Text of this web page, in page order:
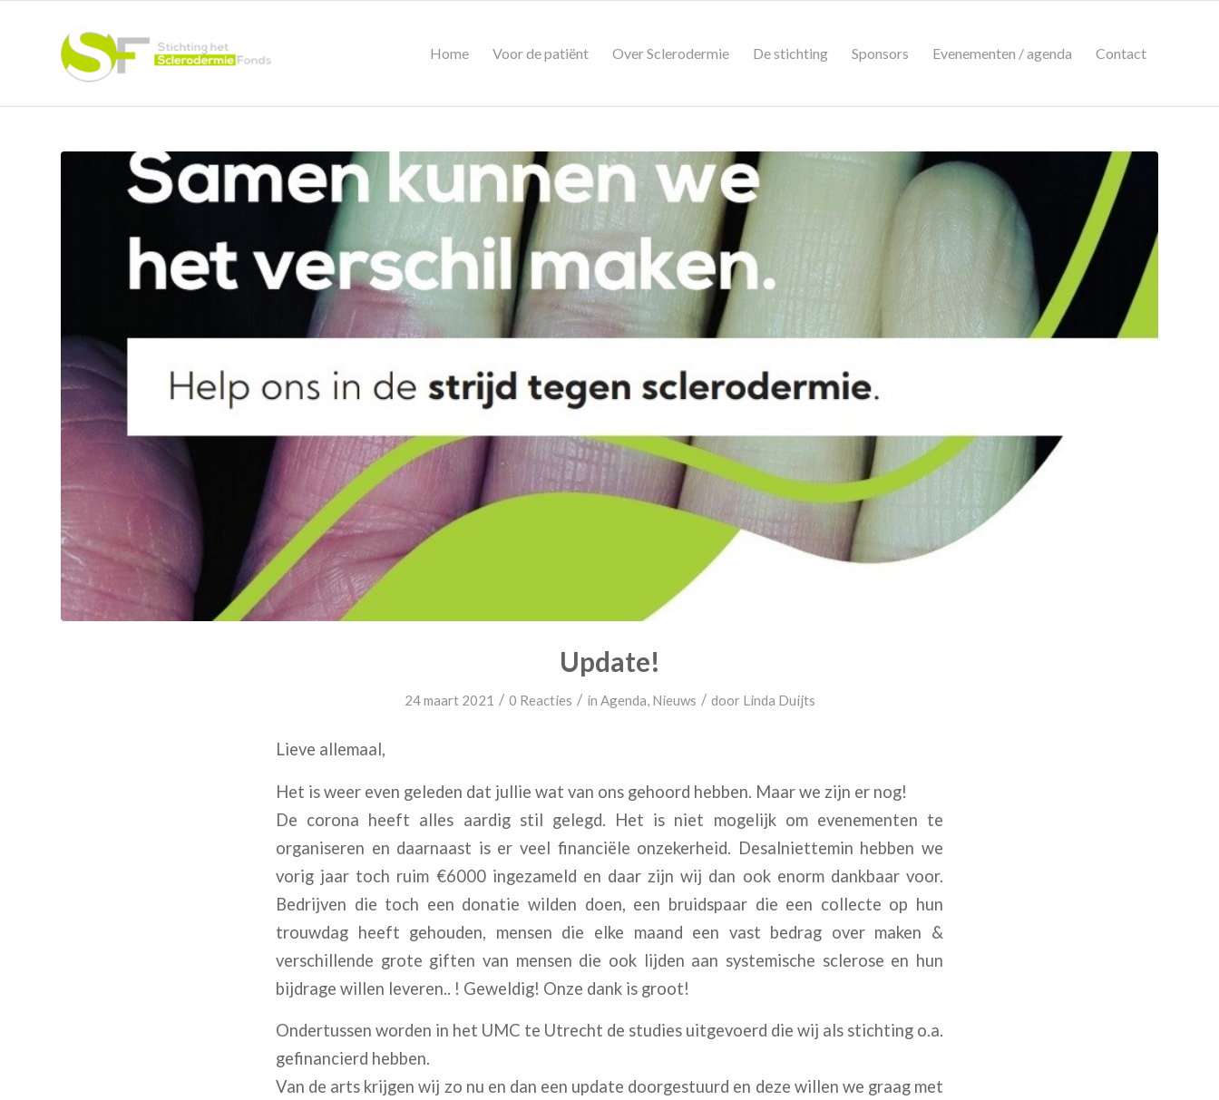
Home Voor de patiënt Over Sclerodermie De stichting Sponsors Evenementen / agenda Contact
Update!
24 maart 2021 / 0 Reacties / in Agenda Nieuws / door Linda Duijts
Lieve allemaal,
Het is weer even geleden dat jullie wat van ons gehoord hebben. Maar we zijn er nog!
De corona heeft alles aardig stil gelegd. Het is niet mogelijk om evenementen te
organiseren en daarnaast is er veel financiële onzekerheid. Desalniettemin hebben we
vorig jaar toch ruim €6000 ingezameld en daar zijn wij dan ook enorm dankbaar voor.
Bedrijven die toch een donatie wilden doen, een bruidspaar die een collecte op hun
trouwdag heeft gehouden, mensen die elke maand een vast bedrag over maken &
verschillende grote giften van mensen die ook lijden aan systemische sclerose en hun
bijdrage willen leveren.. ! Geweldig! Onze dank is groot!
Ondertussen worden in het UMC te Utrecht de studies uitgevoerd die wij als stichting o.a.
gefinancierd hebben.
Van de arts krijgen wij zo nu en dan een update doorgestuurd en deze willen we graag met